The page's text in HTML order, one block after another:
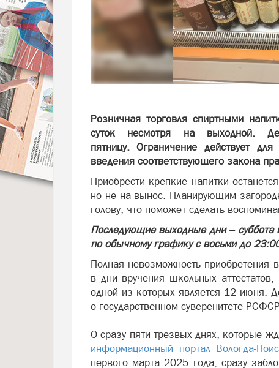
Розничная торговля спиртными
суток несмотря на выходной.
пятницу. Ограничение действует
введения соответствующего закона
Приобрести крепкие напитки
но не на вынос. Планирующим
голову, что поможет сделать
Последующие выходные дни – суббота
по обычному графику с восьми до
Полная невозможность приобретения
в дни вручения школьных
одной из которых является 12 июня.
о государственном суверенитете
О сразу пяти трезвых днях, которые
информационный портал Вологда-
первого марта 2025 года, сразу